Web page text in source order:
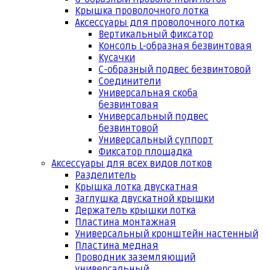
Крышка проволочного лотка
Аксессуары для проволочного лотка
Вертикальный фиксатор
Консоль L-образная безвинтовая
Кусачки
С-образный подвес безвинтовой
Соединители
Универсальная скоба
безвинтовая
Универсальный подвес
безвинтовой
Универсальный суппорт
Фиксатор площадка
Аксессуары для всех видов лотков
Разделитель
Крышка лотка двускатная
Заглушка двускатной крышки
Держатель крышки лотка
Пластина монтажная
Универсальный кронштейн настенный
Пластина медная
Проводник заземляющий